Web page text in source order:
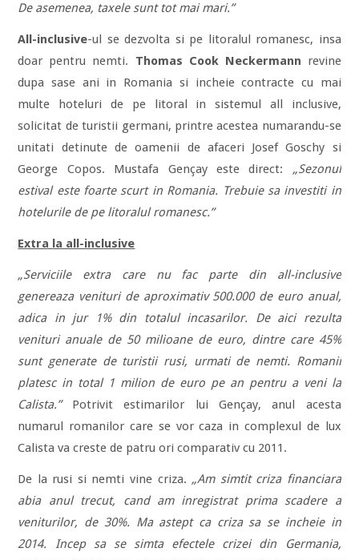
De asemenea, taxele sunt tot mai mari.”
All-inclusive-ul se dezvolta si pe litoralul romanesc, insa
doar pentru nemti. Thomas Cook Neckermann revine
dupa sase ani in Romania si incheie contracte cu mai
multe hoteluri de pe litoral in sistemul all inclusive,
solicitat de turistii germani, printre acestea numarandu-se
unitati detinute de oamenii de afaceri Josef Goschy si
George Copos. Mustafa Gençay este direct: „Sezonul
estival este foarte scurt in Romania. Trebuie sa investiti in
hotelurile de pe litoralul romanesc.”
Extra la all-inclusive
„Serviciile extra care nu fac parte din all-inclusive
genereaza venituri de aproximativ 500.000 de euro anual,
adica in jur 1% din totalul incasarilor. De aici rezulta
venituri anuale de 50 milioane de euro, dintre care 45%
sunt generate de turistii rusi, urmati de nemti. Romanii
platesc in total 1 milion de euro pe an pentru a veni la
Calista.” Potrivit estimarilor lui Gençay, anul acesta
numarul romanilor care se vor caza in complexul de lux
Calista va creste de patru ori comparativ cu 2011.
De la rusi si nemti vine criza. „Am simtit criza financiara
abia anul trecut, cand am inregistrat prima scadere a
veniturilor, de 30%. Ma astept ca criza sa se incheie in
2014. Incep sa se simta efectele crizei din Germania,